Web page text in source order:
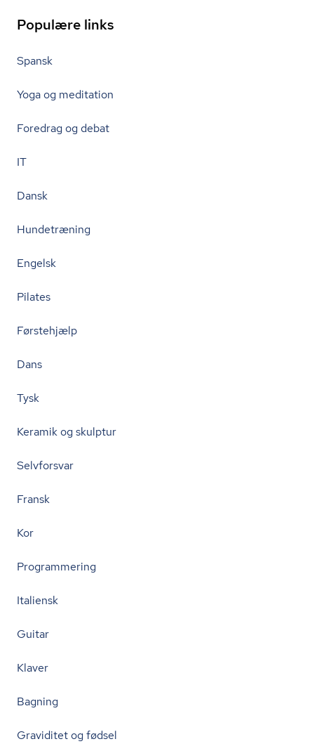
Populære links
Spansk
Yoga og meditation
Foredrag og debat
IT
Dansk
Hundetræning
Engelsk
Pilates
Førstehjælp
Dans
Tysk
Keramik og skulptur
Selvforsvar
Fransk
Kor
Programmering
Italiensk
Guitar
Klaver
Bagning
Graviditet og fødsel